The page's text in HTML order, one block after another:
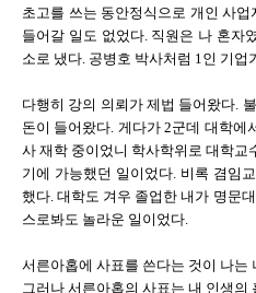
초고를 쓰는 동안정식으로 개인 사
들어갈 일도 없었다. 직원은 나 혼자
소로 냈다. 공병호 박사처럼 1인 기업
다행히 강의 의뢰가 제법 들어왔다.
돈이 들어왔다. 게다가 2군데 대학에
사 재학 중이었니 학사학위로 대학교
기에 가능했던 일이었다. 비록 겸임
했다. 대학도 겨우 졸업한 내가 명문
스로봐도 놀라운 일이었다.
서른아홉에 사표를 쓴다는 것이 나는
그러나 서른아홉의 사표는 내 인생의